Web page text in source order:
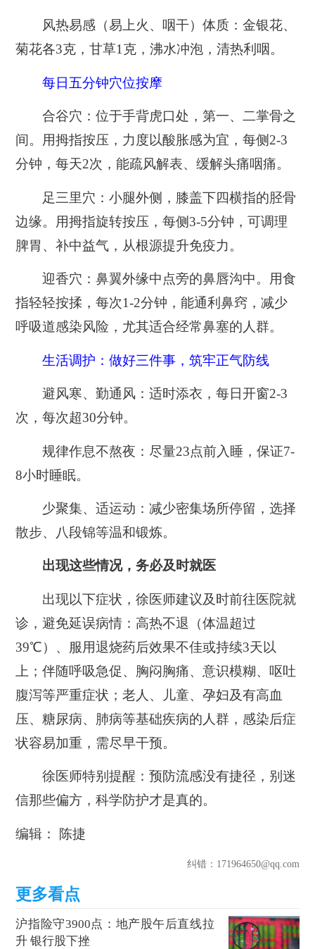
风热易感（易上火、咽干）体质：金银花、
菊花各3克，甘草1克，沸水冲泡，清热利咽。
每日五分钟穴位按摩
合谷穴：位于手背虎口处，第一、二掌骨之
间。用拇指按压，力度以酸胀感为宜，每侧2-3
分钟，每天2次，能疏风解表、缓解头痛咽痛。
足三里穴：小腿外侧，膝盖下四横指的胫骨
边缘。用拇指旋转按压，每侧3-5分钟，可调理
脾胃、补中益气，从根源提升免疫力。
迎香穴：鼻翼外缘中点旁的鼻唇沟中。用食
指轻轻按揉，每次1-2分钟，能通利鼻窍，减少
呼吸道感染风险，尤其适合经常鼻塞的人群。
生活调护：做好三件事，筑牢正气防线
避风寒、勤通风：适时添衣，每日开窗2-3
次，每次超30分钟。
规律作息不熬夜：尽量23点前入睡，保证7-
8小时睡眠。
少聚集、适运动：减少密集场所停留，选择
散步、八段锦等温和锻炼。
出现这些情况，务必及时就医
出现以下症状，徐医师建议及时前往医院就
诊，避免延误病情：高热不退（体温超过
39℃）、服用退烧药后效果不佳或持续3天以
上；伴随呼吸急促、胸闷胸痛、意识模糊、呕吐
腹泻等严重症状；老人、儿童、孕妇及有高血
压、糖尿病、肺病等基础疾病的人群，感染后症
状容易加重，需尽早干预。
徐医师特别提醒：预防流感没有捷径，别迷
信那些偏方，科学防护才是真的。
编辑： 陈捷
纠错：171964650@qq.com
沪指险守3900点：地产股午后直线拉
升 银行股下挫